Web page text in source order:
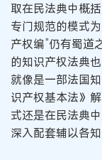
取在民法典中概
专门规范的模式
产权编”仍有蜀道
的知识产权法典
就像是一部法国
识产权基本法》
式还是在民法典
深入配套辅以各